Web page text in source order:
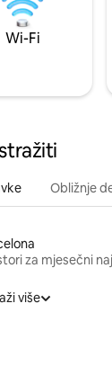
Wi-Fi
Obližnje
za mjesečni
više